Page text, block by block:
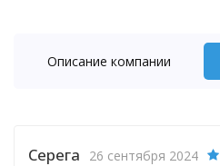
Описание компании
Серега 26 сентября 2024